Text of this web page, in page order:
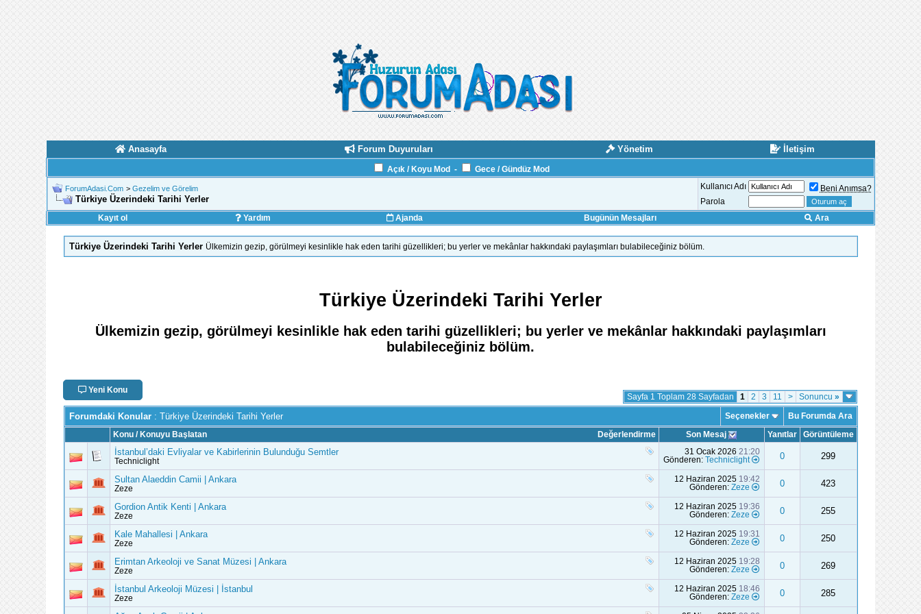
Anasayfa Forum Duyuruları Yönetim İletişim
Açık / Koyu Mod - Gece / Gündüz Mod
ForumAdasi.Com > Gezelim ve Görelim
Türkiye Üzerindeki Tarihi Yerler
Kullanıcı Adı
Beni Anımsa?
Parola
Kayıt ol
Yardım Ajanda Bugünün Mesajları Ara
Türkiye Üzerindeki Tarihi Yerler Ülkemizin gezip, görülmeyi kesinlikle hak eden tarihi güzellikleri; bu yerler ve mekânlar hakkındaki paylaşımları bulabileceğiniz bölüm.
Türkiye Üzerindeki Tarihi Yerler
Ülkemizin gezip, görülmeyi kesinlikle hak eden tarihi güzellikleri; bu yerler ve mekânlar hakkındaki paylaşımları
bulabileceğiniz bölüm.
Yeni Konu
Sayfa 1 Toplam 28 Sayfadan 1 2 3 11 > Sonuncu»
Forumdaki Konular: Türkiye Üzerindeki Tarihi Yerler Seçenekler Bu Forumda Ara
Değerlendirme
Konu/ Konuyu Başlatan Son Mesaj Yanıtlar Görüntüleme
İstanbul’daki Evliyalar ve Kabirlerinin Bulunduğu Semtler
Techniclight
31 Ocak 2026 21:20
Gönderen:
Techniclight 0 299
Sultan Alaeddin Camii | Ankara
Zeze
12 Haziran 2025 19:42
Gönderen: Zeze 0 423
Gordion Antik Kenti | Ankara
Zeze
12 Haziran 2025 19:36
Gönderen: Zeze 0 255
Kale Mahallesi | Ankara
Zeze
12 Haziran 2025 19:31
Gönderen: Zeze 0 250
Erimtan Arkeoloji ve Sanat Müzesi | Ankara
Zeze
12 Haziran 2025 19:28
Gönderen: Zeze 0 269
İstanbul Arkeoloji Müzesi | İstanbul
Zeze
12 Haziran 2025 18:46
Gönderen: Zeze 0 285